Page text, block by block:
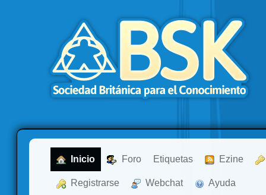
Inicio Foro Etiquetas Ezine
Registrarse Webchat Ayuda